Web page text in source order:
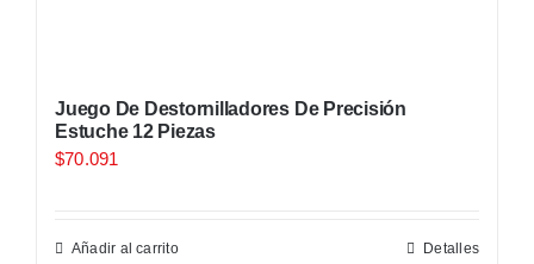
Juego De Destornilladores De Precisión
Estuche 12 Piezas
$70.091
Añadir al carrito Detalles